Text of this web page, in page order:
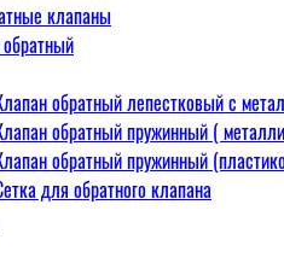
Угловой
Тройник переходной
Тройник равный
ВВ
ВН
клапаны
обратный лепестковый с
обратный пружинный (
обратный пружинный
для обратного клапана